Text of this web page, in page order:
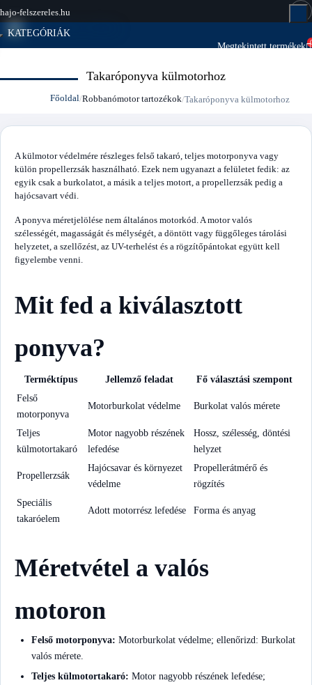
hajo-felszereles.hu
KATEGÓRIÁK
Megtekintett termékek
Takaróponyva külmotorhoz
Főoldal Robbanómotor tartozékok Takaróponyva külmotorhoz
A külmotor védelmére részleges felső takaró, teljes motorponyva vagy
külön propellerzsák használható. Ezek nem ugyanazt a felületet fedik: az
egyik csak a burkolatot, a másik a teljes motort, a propellerzsák pedig a
hajócsavart védi.
A ponyva méretjelölése nem általános motorkód. A motor valós
szélességét, magasságát és mélységét, a döntött vagy függőleges tárolási
helyzetet, a szellőzést, az UV-terhelést és a rögzítőpántokat együtt kell
figyelembe venni.
Mit fed a kiválasztott
ponyva?
Terméktípus Jellemző feladat
Fő választási szempont
Felső
motorponyva
Motorburkolat védelme Burkolat valós mérete
Teljes
külmotortakaró
Motor nagyobb részének
lefedése
Hossz, szélesség, döntési
helyzet
Propellerzsák
Hajócsavar és környezet
védelme
Propellerátmérő és
rögzítés
Speciális
takaróelem
Adott motorrész lefedése Forma és anyag
Méretvétel a valós
motoron
Felső motorponyva: Motorburkolat védelme; ellenőrizd: Burkolat
valós mérete.
Teljes külmotortakaró: Motor nagyobb részének lefedése;